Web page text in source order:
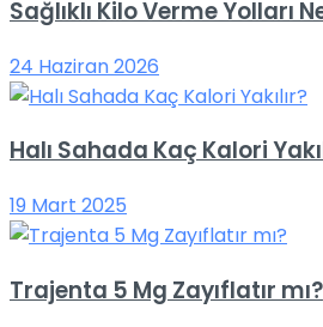
Sağlıklı Kilo Verme Yolları
24 Haziran 2026
Halı Sahada Kaç Kalori
19 Mart 2025
Trajenta 5 Mg Zayıflatır mı?